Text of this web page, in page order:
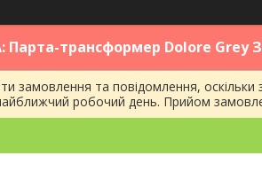
трансформер Dolore Grey
замовлення та повідомлення, оскільки
робочий день. Прийом